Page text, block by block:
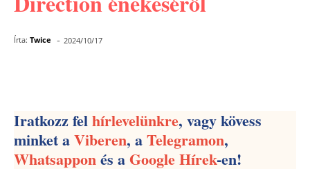
Írta: Twice - 2024/10/17
Iratkozz felhírlevelünkre, vagy kövess
minket aViberen, aTelegramon,
Whatsapponés aGoogle Hírek-en!